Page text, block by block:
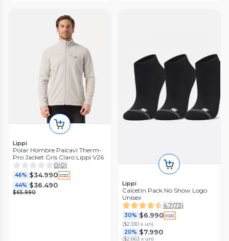
Lippi
Polar Hombre Paicavi Therm-
Pro Jacket Gris Claro Lippi V26
0(0)
46% $34.990
44% $36.490
$65.990
Lippi
Calcetín Pack No Show Logo
Unisex
4.7(73)
30% $6.990
($2.330 x un)
20% $7.990
($2.663 x un)